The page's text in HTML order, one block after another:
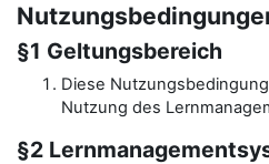
§1 Geltungsbereich
Diese
Nutzung des
§2